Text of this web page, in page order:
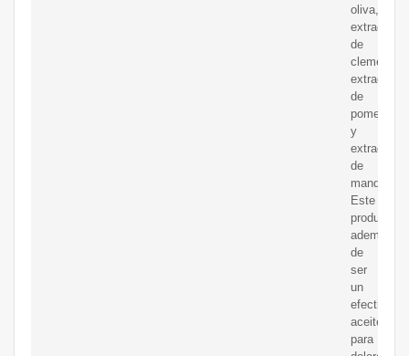
oliva,
extracto
de
extracto
de
pomelo
y
extracto
de
mandarina.
Este
producto,
además
de
ser
un
efectivo
aceite
para